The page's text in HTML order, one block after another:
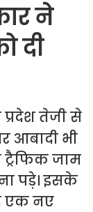
ने
दी
प्रदेश तेजी से
आबादी भी
ट्रैफिक जाम
पड़े। इसके
एक नए